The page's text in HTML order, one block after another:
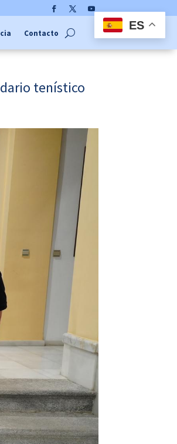
YouTube
Contacto
tenístico
ES